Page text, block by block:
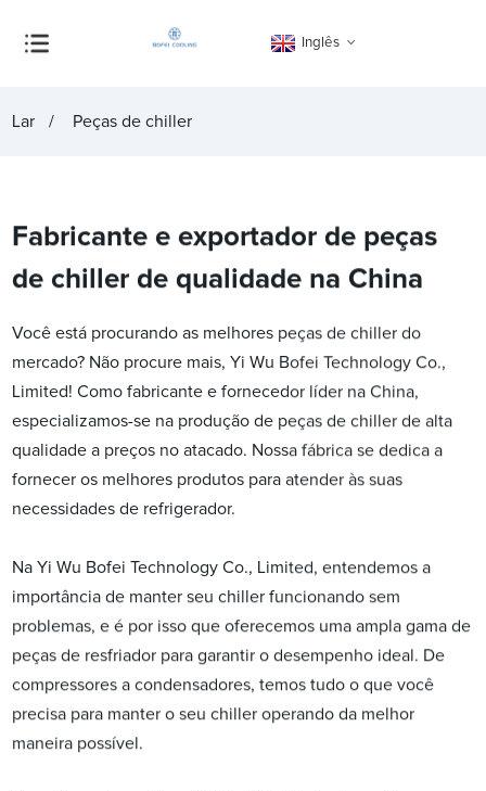
Inglês
Lar Peças de chiller
Fabricante e exportador de peças
de chiller de qualidade na China
Você está procurando as melhores peças de chiller do
mercado? Não procure mais, Yi Wu Bofei Technology Co.,
Limited! Como fabricante e fornecedor líder na China,
especializamos-se na produção de peças de chiller de alta
qualidade a preços no atacado. Nossa fábrica se dedica a
fornecer os melhores produtos para atender às suas
necessidades de refrigerador.
Na Yi Wu Bofei Technology Co., Limited, entendemos a
importância de manter seu chiller funcionando sem
problemas, e é por isso que oferecemos uma ampla gama de
peças de resfriador para garantir o desempenho ideal. De
compressores a condensadores, temos tudo o que você
precisa para manter o seu chiller operando da melhor
maneira possível.